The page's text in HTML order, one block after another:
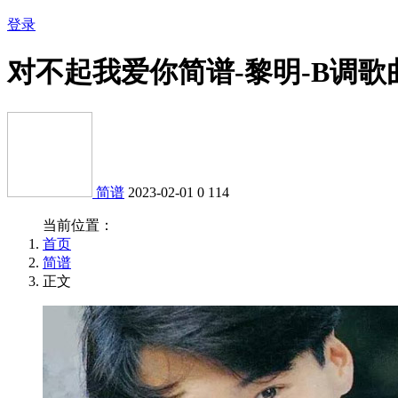
登录
对不起我爱你简谱-黎明-B调歌
简谱 2023-02-01 0 114
当前位置：
首页
简谱
正文